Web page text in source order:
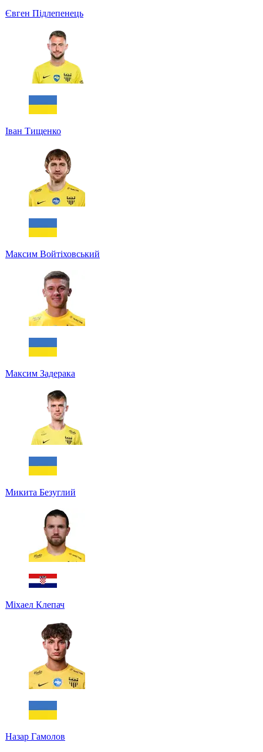
Євген Підлепенець
Іван Тищенко
Максим Войтіховський
Максим Задерака
Микита Безуглий
Міхаел Клепач
Назар Гамолов